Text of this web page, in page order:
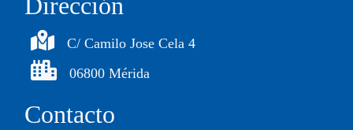
C/ Camilo Jose Cela 4
06800 Mérida
Contacto